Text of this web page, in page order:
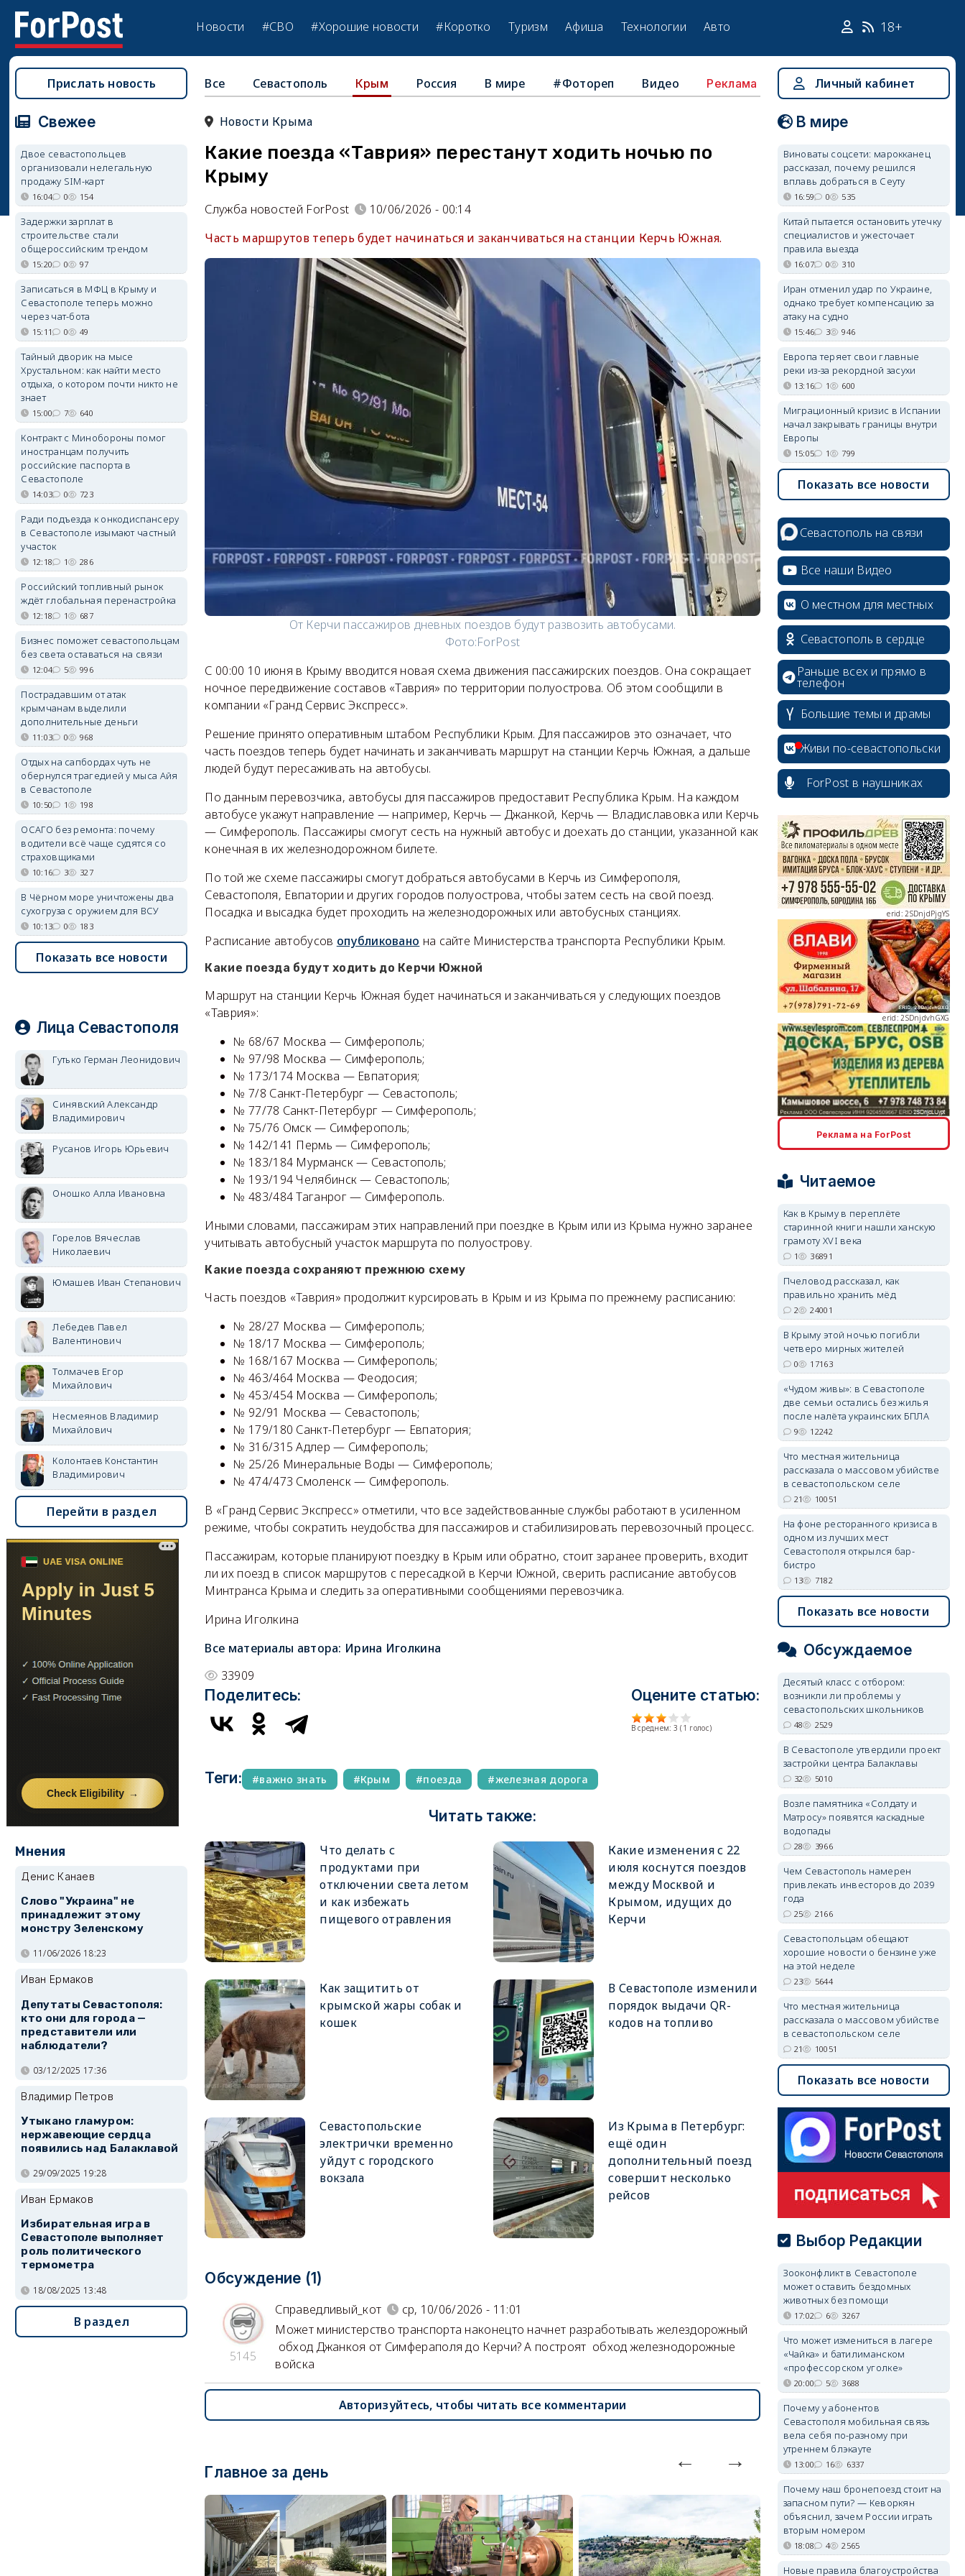
Новости #СВО #Хорошие новости #Коротко Туризм Афиша Технологии Авто 18+
Все Севастополь Крым Россия В мире #Фотореп Видео Реклама
Новости Крыма
Какие поезда «Таврия» перестанут ходить ночью по
Крыму
Служба новостей ForPost
10/06/2026 - 00:14
Часть маршрутов теперь будет начинаться и заканчиваться на станции Керчь Южная.
От Керчи пассажиров дневных поездов будут развозить автобусами.
Фото:ForPost
С 00:00 10 июня в Крыму вводится новая схема движения пассажирских поездов. Она сокращает
ночное передвижение составов «Таврия» по территории полуострова. Об этом сообщили в
компании «Гранд Сервис Экспресс».
Решение принято оперативным штабом Республики Крым. Для пассажиров это означает, что
часть поездов теперь будет начинать и заканчивать маршрут на станции Керчь Южная, а дальше
людей будут пересаживать на автобусы.
По данным перевозчика, автобусы для пассажиров предоставит Республика Крым. На каждом
автобусе укажут направление — например, Керчь — Джанкой, Керчь — Владиславовка или Керчь
— Симферополь. Пассажиры смогут сесть на нужный автобус и доехать до станции, указанной как
конечная в их железнодорожном билете.
По той же схеме пассажиры смогут добраться автобусами в Керчь из Симферополя,
Севастополя, Евпатории и других городов полуострова, чтобы затем сесть на свой поезд.
Посадка и высадка будет проходить на железнодорожных или автобусных станциях.
Расписание автобусов опубликовано на сайте Министерства транспорта Республики Крым.
Какие поезда будут ходить до Керчи Южной
Маршрут на станции Керчь Южная будет начинаться и заканчиваться у следующих поездов
«Таврия»:
№ 68/67 Москва — Симферополь;
№ 97/98 Москва — Симферополь;
№ 173/174 Москва — Евпатория;
№ 7/8 Санкт-Петербург — Севастополь;
№ 77/78 Санкт-Петербург — Симферополь;
№ 75/76 Омск — Симферополь;
№ 142/141 Пермь — Симферополь;
№ 183/184 Мурманск — Севастополь;
№ 193/194 Челябинск — Севастополь;
№ 483/484 Таганрог — Симферополь.
Иными словами, пассажирам этих направлений при поездке в Крым или из Крыма нужно заранее
учитывать автобусный участок маршрута по полуострову.
Какие поезда сохраняют прежнюю схему
Часть поездов «Таврия» продолжит курсировать в Крым и из Крыма по прежнему расписанию:
№ 28/27 Москва — Симферополь;
№ 18/17 Москва — Симферополь;
№ 168/167 Москва — Симферополь;
№ 463/464 Москва — Феодосия;
№ 453/454 Москва — Симферополь;
№ 92/91 Москва — Севастополь;
№ 179/180 Санкт-Петербург — Евпатория;
№ 316/315 Адлер — Симферополь;
№ 25/26 Минеральные Воды — Симферополь;
№ 474/473 Смоленск — Симферополь.
В «Гранд Сервис Экспресс» отметили, что все задействованные службы работают в усиленном
режиме, чтобы сократить неудобства для пассажиров и стабилизировать перевозочный процесс.
Пассажирам, которые планируют поездку в Крым или обратно, стоит заранее проверить, входит
ли их поезд в список маршрутов с пересадкой в Керчи Южной, сверить расписание автобусов
Минтранса Крыма и следить за оперативными сообщениями перевозчика.
Ирина Иголкина
Все материалы автора: Ирина Иголкина
33909
Поделитесь: Оцените статью:
В среднем: 3 ( 1 голос)
Теги: важно знать Крым поезда железная дорога
Читать также:
Что делать с
продуктами при
отключении света летом
и как избежать
пищевого отравления
Какие изменения с 22
июля коснутся поездов
между Москвой и
Крымом, идущих до
Керчи
Как защитить от
крымской жары собак и
кошек
В Севастополе изменили
порядок выдачи QR-
кодов на топливо
Севастопольские
электрички временно
уйдут с городского
вокзала
Из Крыма в Петербург:
ещё один
дополнительный поезд
совершит несколько
рейсов
Обсуждение (1)
5145
Справедливый_кот
ср, 10/06/2026 - 11:01
Может министерство транспорта наконецто начнет разработывать желездорожный
обход Джанкоя от Симфераполя до Керчи? А построят обход железнодорожные
войска
Авторизуйтесь, чтобы читать все комментарии
Главное за день
Прислать новость
Свежее
Двое севастопольцев
организовали нелегальную
продажу SIM-карт
16:04 0 154
Задержки зарплат в
строительстве стали
общероссийским трендом
15:20 0 97
Записаться в МФЦ в Крыму и
Севастополе теперь можно
через чат-бота
15:11 0 49
Тайный дворик на мысе
Хрустальном: как найти место
отдыха, о котором почти никто не
знает
15:00 7 640
Контракт с Минобороны помог
иностранцам получить
российские паспорта в
Севастополе
14:03 0 723
Ради подъезда к онкодиспансеру
в Севастополе изымают частный
участок
12:18 1 286
Российский топливный рынок
ждёт глобальная перенастройка
12:18 1 687
Бизнес поможет севастопольцам
без света оставаться на связи
12:04 5 996
Пострадавшим от атак
крымчанам выделили
дополнительные деньги
11:03 0 968
Отдых на сапбордах чуть не
обернулся трагедией у мыса Айя
в Севастополе
10:50 1 198
ОСАГО без ремонта: почему
водители всё чаще судятся со
страховщиками
10:16 3 327
В Чёрном море уничтожены два
сухогруза с оружием для ВСУ
10:13 0 183
Показать все новости
Лица Севастополя
Гутько Герман Леонидович
Синявский Александр
Владимирович
Русанов Игорь Юрьевич
Оношко Алла Ивановна
Горелов Вячеслав
Николаевич
Юмашев Иван Степанович
Лебедев Павел
Валентинович
Толмачев Егор
Михайлович
Несмеянов Владимир
Михайлович
Колонтаев Константин
Владимирович
Перейти в раздел
Мнения
Денис Канаев
Слово "Украина" не
принадлежит этому
монстру Зеленскому
11/06/2026 18:23
Иван Ермаков
Депутаты Севастополя:
кто они для города —
представители или
наблюдатели?
03/12/2025 17:36
Владимир Петров
Утыкано гламуром:
нержавеющие сердца
появились над Балаклавой
29/09/2025 19:28
Иван Ермаков
Избирательная игра в
Севастополе выполняет
роль политического
термометра
18/08/2025 13:48
В раздел
Личный кабинет
В мире
Виноваты соцсети: марокканец
рассказал, почему решился
вплавь добраться в Сеуту
16:59 0 535
Китай пытается остановить утечку
специалистов и ужесточает
правила выезда
16:07 0 310
Иран отменил удар по Украине,
однако требует компенсацию за
атаку на судно
15:46 3 946
Европа теряет свои главные
реки из-за рекордной засухи
13:16 1 600
Миграционный кризис в Испании
начал закрывать границы внутри
Европы
15:05 1 799
Показать все новости
Севастополь на связи
Все наши Видео
О местном для местных
Севастополь в сердце
Раньше всех и прямо в
телефон
Большие темы и драмы
Живи по-севастопольски
ForPost в наушниках
erid: 2SDnjcrDNw6
erid: 2SDnjdPjgYS
erid: 2SDnjdvhGXG
erid: 2SDnjcLUypt
erid: 2SDnjdvhGXG
Реклама на ForPost
Читаемое
Как в Крыму в переплёте
старинной книги нашли ханскую
грамоту XVI века
1 36891
Пчеловод рассказал, как
правильно хранить мёд
2 24001
В Крыму этой ночью погибли
четверо мирных жителей
0 17163
«Чудом живы»: в Севастополе
две семьи остались без жилья
после налёта украинских БПЛА
9 12242
Что местная жительница
рассказала о массовом убийстве
в севастопольском селе
21 10051
На фоне ресторанного кризиса в
одном из лучших мест
Севастополя открылся бар-
бистро
13 7182
Показать все новости
Обсуждаемое
Десятый класс с отбором:
возникли ли проблемы у
севастопольских школьников
48 2529
В Севастополе утвердили проект
застройки центра Балаклавы
32 5010
Возле памятника «Солдату и
Матросу» появятся каскадные
водопады
28 3966
Чем Севастополь намерен
привлекать инвесторов до 2039
года
25 2166
Севастопольцам обещают
хорошие новости о бензине уже
на этой неделе
23 5644
Что местная жительница
рассказала о массовом убийстве
в севастопольском селе
21 10051
Показать все новости
Выбор Редакции
Зооконфликт в Севастополе
может оставить бездомных
животных без помощи
17:02 6 3267
Что может измениться в лагере
«Чайка» и батилиманском
«профессорском уголке»
20:00 5 3688
Почему у абонентов
Севастополя мобильная связь
вела себя по-разному при
утреннем блэкауте
13:00 16 6337
Почему наш бронепоезд стоит на
запасном пути? — Кеворкян
объяснил, зачем России играть
вторым номером
18:08 4 2565
Новые правила благоустройства